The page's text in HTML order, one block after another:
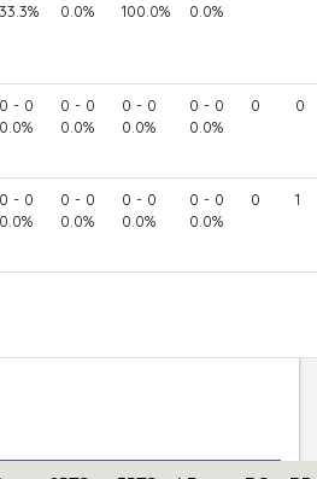
33.3%
0.0%
100.0%
0.0%
0 - 0
0.0%
0 - 0
0.0%
0 - 0
0.0%
0 - 0
0.0%
0 0
0 - 0
0.0%
0 - 0
0.0%
0 - 0
0.0%
0 - 0
0.0%
0 1